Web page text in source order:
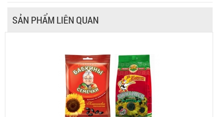
SẢN PHẨM LIÊN QUAN